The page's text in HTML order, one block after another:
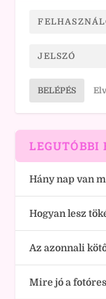
BELÉPÉS
LEGUTÓBBI
Hány nap van
Hogyan lesz
Az azonnali
Mire jó a